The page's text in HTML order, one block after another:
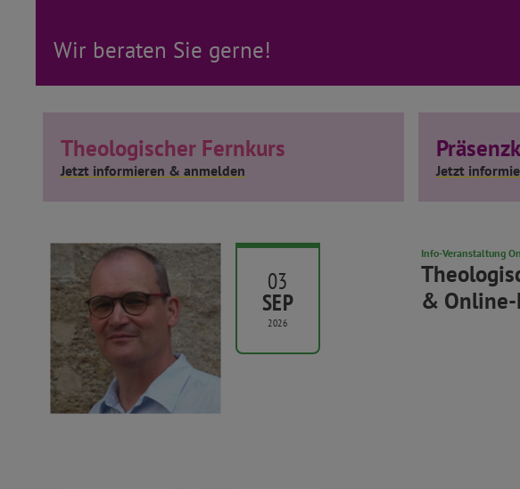
Wir beraten Sie gerne!
Theologischer Fernkurs
Jetzt informieren & anmelden Jetzt
03
SEP
2026
Info-Veranstaltung
&